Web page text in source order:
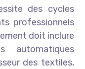
des cycles
professionnels
doit inclure
automatiques
des textiles,